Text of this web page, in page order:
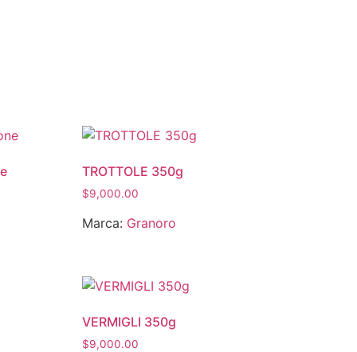
TROTTOLE 350g
$9,000.00
Marca: Granoro
VERMIGLI 350g
$9,000.00